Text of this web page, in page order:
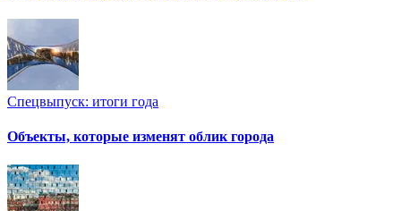
Спецвыпуск: итоги года
Объекты, которые изменят облик города